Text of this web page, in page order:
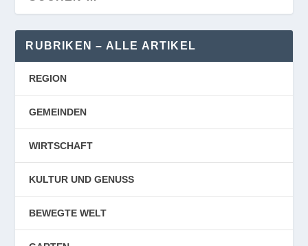
RUBRIKEN – ALLE ARTIKEL
REGION
GEMEINDEN
WIRTSCHAFT
KULTUR UND GENUSS
BEWEGTE WELT